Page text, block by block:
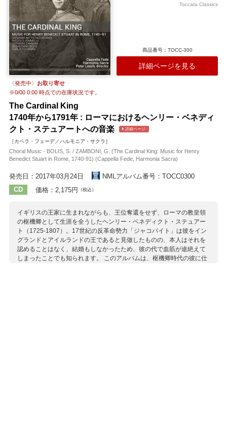
ツァルトの名曲《エクスルターテ・ユビラーテ》の初演場所であるた
め、最後に置かれた「アレルヤ」にてアルバムとモーツァルトの双方
への敬意が表されています。 ザニーシとバルネスキは、イタリア最前
線の古楽器集団で活躍する奏者たち。このアルバムでも先鋭的な感覚
を生かし、作品に躍動感を持たせています。
収録作曲家：
ヴィヴァルディ
ソッリマ テッサリーニ テレマン
ハイドン
バルトーク
プレイエル ベリオ ルクレール
Toccata Classics
商品番号：TOCC-300
詳細ページを見る
〈発売中〉 お取り寄せ
※0/00 0:00時点での在庫状況です。
The Cardinal King
1740年から1791年 : ローマにおけるヘンリー・ベネディ
クト・ステュアートへの音楽
詳細ページ
［カペラ・フェーデ／ハルモニア・サクラ］
Choral Music - BOLIS, S. / ZAMBONI, G. (The Cardinal King: Music for Henry
Benedict Stuart in Rome, 1740-91) (Cappella Fede, Harmonia Sacra)
発売日：2017年03月24日
NMLアルバム番号：TOCC0300
CD
価格：2,175円 （税込）
イギリスの王家に生まれながらも、王位奪還をせず、ローマの教皇領
の枢機卿として生涯を全うしたヘンリー・ベネディクト・ステュアー
ト（1725-1807）。17世紀の反革命勢力「ジャコバイト」は彼をイン
グランドとアイルランドの王であると見做したものの、本人はそれを
認めることはなく、結婚もしなかったため、彼の代で血筋が途絶えて
しまったことでも知られます。 このアルバムは、枢機卿時代の彼に仕